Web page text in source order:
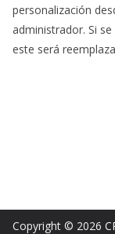
personalización
administrador. Si
este será
Copyright © 2026